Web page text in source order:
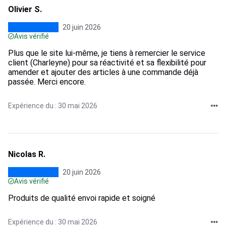
Olivier S.
20 juin 2026
Avis vérifié
Plus que le site lui-même, je tiens à remercier le service
client (Charleyne) pour sa réactivité et sa flexibilité pour
amender et ajouter des articles à une commande déjà
passée. Merci encore.
Expérience du : 30 mai 2026
Nicolas R.
20 juin 2026
Avis vérifié
Produits de qualité envoi rapide et soigné
Expérience du : 30 mai 2026